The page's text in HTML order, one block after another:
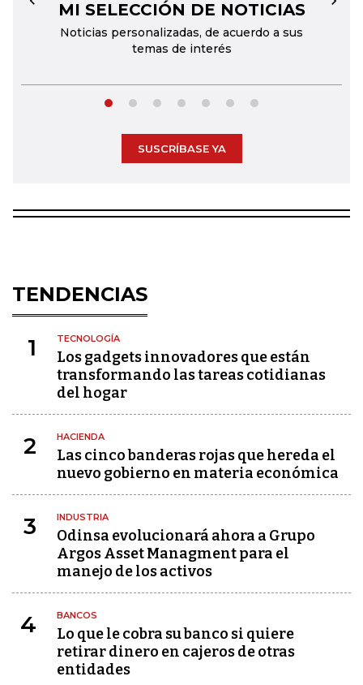
MI SELECCIÓN DE NOTICIAS
Noticias personalizadas, de acuerdo a sus
temas de interés
← →
SUSCRÍBASE YA
TENDENCIAS
1 TECNOLOGÍA
Los gadgets innovadores que están
transformando las tareas cotidianas
del hogar
2 HACIENDA
Las cinco banderas rojas que hereda el
nuevo gobierno en materia económica
3 INDUSTRIA
Odinsa evolucionará ahora a Grupo
Argos Asset Managment para el
manejo de los activos
4 BANCOS
Lo que le cobra su banco si quiere
retirar dinero en cajeros de otras
entidades